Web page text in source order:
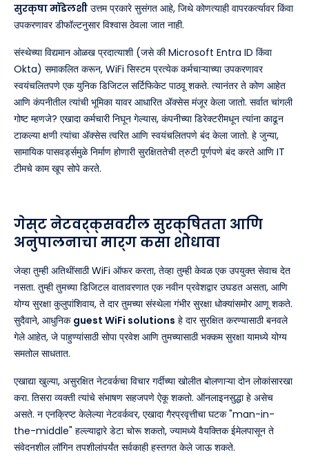
सुरक्षा मॉडेलशी उत्तम प्रकारे सुसंगत आहे, जिथे कोणत्याही वापरकर्त्यावर किंवा
उपकरणावर डीफॉल्टनुसार विश्वास ठेवला जात नाही.
संस्थेच्या विद्यमान ओळख प्रदात्याशी (जसे की Microsoft Entra ID किंवा
Okta) समाकलित करून, WiFi सिस्टम प्रत्येक कर्मचाऱ्याच्या उपकरणावर
स्वयंचलितपणे एक युनिक डिजिटल सर्टिफिकेट पाठवू शकते. त्यानंतर ते कोण आहेत
आणि कंपनीतील त्यांची भूमिका यावर आधारित ॲक्सेस मंजूर केला जातो. सर्वात चांगली
गोष्ट म्हणजे? एखादा कर्मचारी निघून गेल्यास, कंपनीच्या डिरेक्टरीमधून त्यांना काढून
टाकल्या क्षणी त्यांचा ॲक्सेस त्वरित आणि स्वयंचलितपणे बंद केला जातो. हे जुन्या,
सामायिक पासवर्ड्समुळे निर्माण होणारी सुरक्षिततेची त्रुटी पूर्णपणे बंद करते आणि IT
टीमचे काम खूप सोपे करते.
गेस्ट नेटवर्क्सवरील सुरक्षितता आणि
अनुपालनाचा मार्ग कसा शोधावा
जेव्हा तुम्ही अतिथींसाठी WiFi ऑफर करता, तेव्हा तुम्ही केवळ एक उपयुक्त सेवाच देत
नसता. तुम्ही तुमच्या डिजिटल वातावरणात एक नवीन प्रवेशद्वार उघडत असता, आणि
योग्य सुरक्षा कुलुपांशिवाय, ते दार तुमच्या संस्थेला गंभीर सुरक्षा धोक्यांसमोर आणू शकते.
सुदैवाने, आधुनिक guest WiFi solutions हे दार सुरक्षित करण्यासाठी बनवले
गेले आहेत, जे पाहुण्यांसाठी सोपा प्रवेश आणि तुमच्यासाठी भक्कम सुरक्षा यामध्ये योग्य
समतोल साधतात.
एखाद्या खुल्या, असुरक्षित नेटवर्कचा विचार गर्दीच्या खोलीत बोलणाऱ्या दोन लोकांसारखा
करा. तिसरा व्यक्ती त्यांचे संभाषण सहजपणे ऐकू शकतो. ऑनलाइनसुद्धा हे असेच
असते. न एनक्रिप्ट केलेल्या नेटवर्कवर, एखादा गैरप्रवृत्तीचा घटक "man-in-
the-middle" हल्ल्याद्वारे डेटा चोरू शकतो, ज्यामध्ये वैयक्तिक ईमेलपासून ते
संवेदनशील लॉगिन तपशीलांपर्यंत सर्वकाही हस्तगत केले जाऊ शकते.